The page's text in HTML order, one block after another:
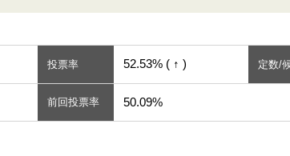
投票率 52.53% ( ↑ ) 定数/
前回投票率 50.09%